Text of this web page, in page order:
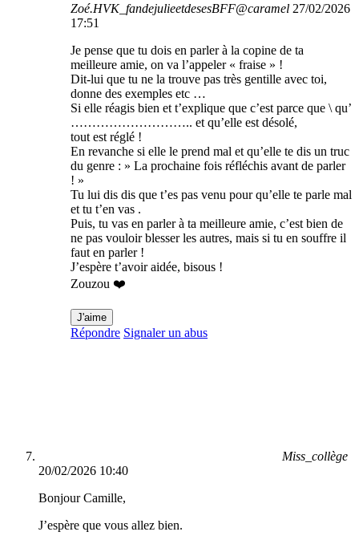
Zoé.HVK_fandejulieetdesesBFF@caramel 27/02/2026
17:51
Je pense que tu dois en parler à la copine de ta
meilleure amie, on va l’appeler « fraise » !
Dit-lui que tu ne la trouve pas très gentille avec toi,
donne des exemples etc …
Si elle réagis bien et t’explique que c’est parce que \ qu’
……………………….. et qu’elle est désolé,
tout est réglé !
En revanche si elle le prend mal et qu’elle te dis un truc
du genre : » La prochaine fois réfléchis avant de parler
! »
Tu lui dis dis que t’es pas venu pour qu’elle te parle mal
et tu t’en vas .
Puis, tu vas en parler à ta meilleure amie, c’est bien de
ne pas vouloir blesser les autres, mais si tu en souffre il
faut en parler !
J’espère t’avoir aidée, bisous !
Zouzou ❤️
J'aime
Répondre Signaler un abus
Miss_collège
20/02/2026 10:40
Bonjour Camille,
J’espère que vous allez bien.